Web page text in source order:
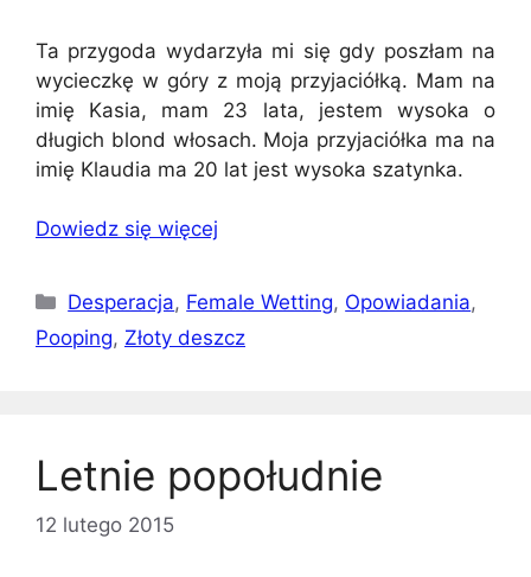
Ta przygoda wydarzyła mi się gdy poszłam na
wycieczkę w góry z moją przyjaciółką. Mam na
imię Kasia, mam 23 lata, jestem wysoka o
długich blond włosach. Moja przyjaciółka ma na
imię Klaudia ma 20 lat jest wysoka szatynka.
Dowiedz się więcej
Kategorie
Desperacja, Female Wetting, Opowiadania,
Pooping, Złoty deszcz
Letnie popołudnie
12 lutego 2015